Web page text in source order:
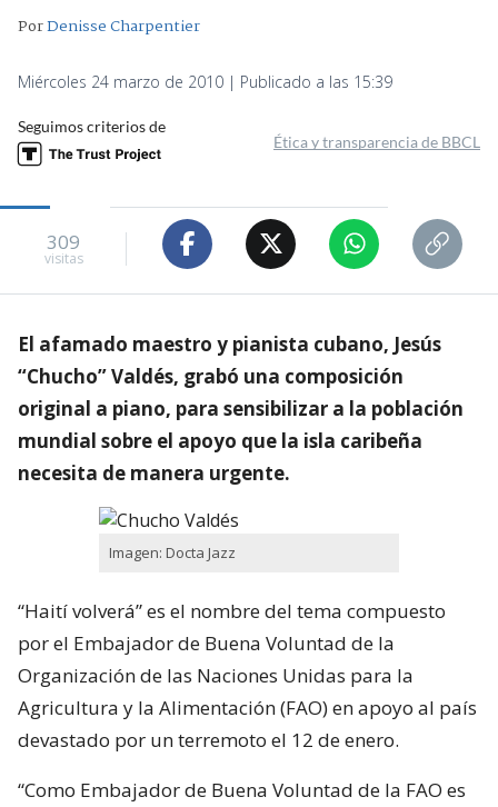
PorDenisse Charpentier
Miércoles 24 marzo de 2010 | Publicado a las 15:39
Seguimos criterios de
Ética y transparencia de BBCL
309
visitas
El afamado maestro y pianista cubano, Jesús
“Chucho” Valdés, grabó una composición
original a piano, para sensibilizar a la población
mundial sobre el apoyo que la isla caribeña
necesita de manera urgente.
Imagen: Docta Jazz
“Haití volverá” es el nombre del tema compuesto
por el Embajador de Buena Voluntad de la
Organización de las Naciones Unidas para la
Agricultura y la Alimentación (FAO) en apoyo al país
devastado por un terremoto el 12 de enero.
“Como Embajador de Buena Voluntad de la FAO es